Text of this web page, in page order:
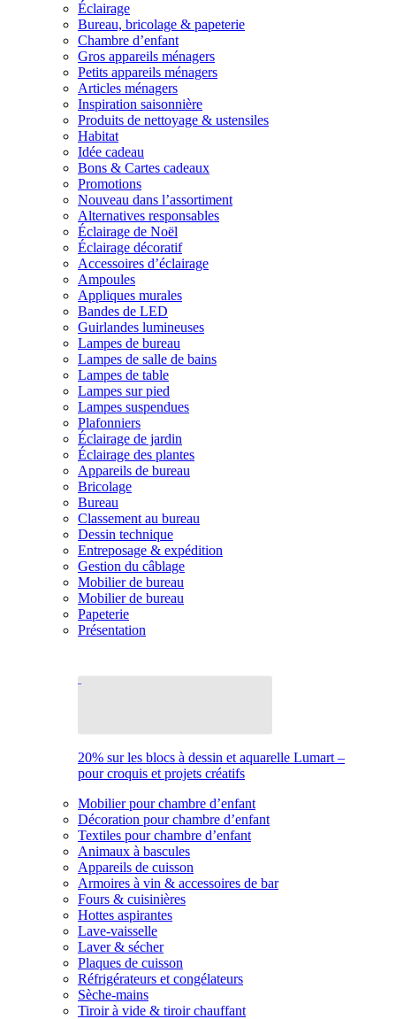
Éclairage
Bureau, bricolage & papeterie
Chambre d’enfant
Gros appareils ménagers
Petits appareils ménagers
Articles ménagers
Inspiration saisonnière
Produits de nettoyage & ustensiles
Habitat
Idée cadeau
Bons & Cartes cadeaux
Promotions
Nouveau dans l’assortiment
Alternatives responsables
Éclairage de Noël
Éclairage décoratif
Accessoires d’éclairage
Ampoules
Appliques murales
Bandes de LED
Guirlandes lumineuses
Lampes de bureau
Lampes de salle de bains
Lampes de table
Lampes sur pied
Lampes suspendues
Plafonniers
Éclairage de jardin
Éclairage des plantes
Appareils de bureau
Bricolage
Bureau
Classement au bureau
Dessin technique
Entreposage & expédition
Gestion du câblage
Mobilier de bureau
Mobilier de bureau
Papeterie
Présentation
20% sur les blocs à dessin et aquarelle Lumart –
pour croquis et projets créatifs
Mobilier pour chambre d’enfant
Décoration pour chambre d’enfant
Textiles pour chambre d’enfant
Animaux à bascules
Appareils de cuisson
Armoires à vin & accessoires de bar
Fours & cuisinières
Hottes aspirantes
Lave-vaisselle
Laver & sécher
Plaques de cuisson
Réfrigérateurs et congélateurs
Sèche-mains
Tiroir à vide & tiroir chauffant